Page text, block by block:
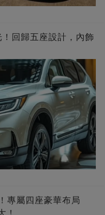
回歸五座設計，內飾
專屬四座豪華布局
！